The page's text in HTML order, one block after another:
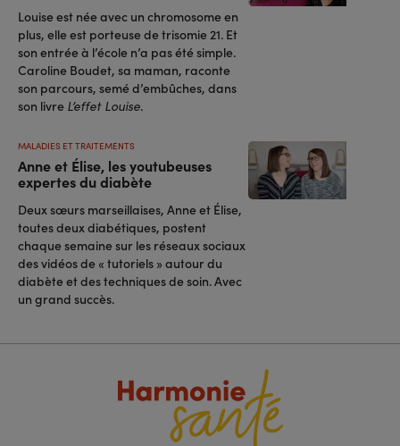
Louise est née avec un chromosome en
plus, elle est porteuse de trisomie 21. Et
son entrée à l’école n’a pas été simple.
Caroline Boudet, sa maman, raconte
son parcours, semé d’embûches, dans
son livre L’effet Louise.
Anne et Élise, les youtubeuses
expertes du diabète
MALADIES ET TRAITEMENTS
Deux sœurs marseillaises, Anne et Élise,
toutes deux diabétiques, postent
chaque semaine sur les réseaux sociaux
des vidéos de « tutoriels » autour du
diabète et des techniques de soin. Avec
un grand succès.